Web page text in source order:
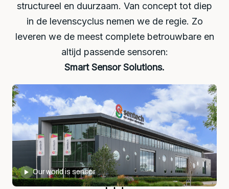
structureel en duurzaam. Van concept tot diep
in de levenscyclus nemen we de regie. Zo
leveren we de meest complete betrouwbare en
altijd passende sensoren:
Smart Sensor Solutions.
Our world is sensor